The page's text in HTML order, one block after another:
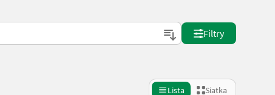
Filtry
Lista Siatka